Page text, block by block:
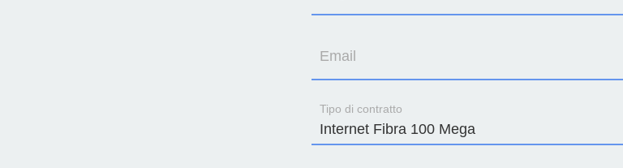
Email
Tipo di contratto